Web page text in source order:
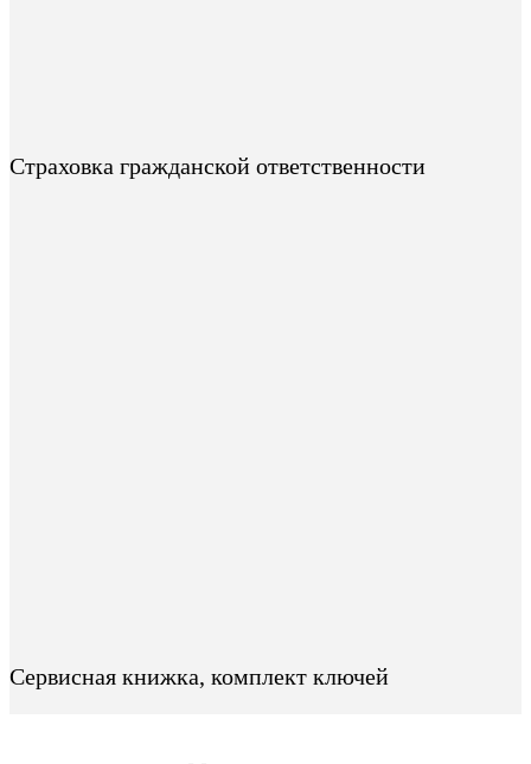
Страховка гражданской ответственности
Сервисная книжка, комплект ключей